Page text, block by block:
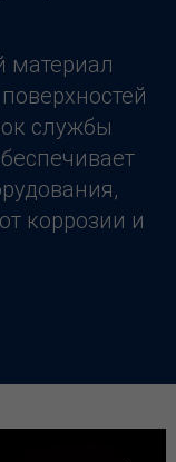
материал
службы
коррозии и